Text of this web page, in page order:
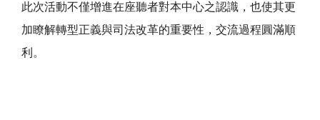
此次活動不僅增進在座聽者對本中心之認識，也使其更
加瞭解轉型正義與司法改革的重要性，交流過程圓滿順
利。